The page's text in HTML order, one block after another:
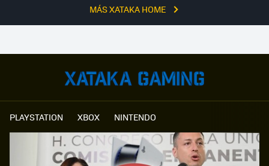
MÁS XATAKA HOME
PLAYSTATION XBOX NINTENDO